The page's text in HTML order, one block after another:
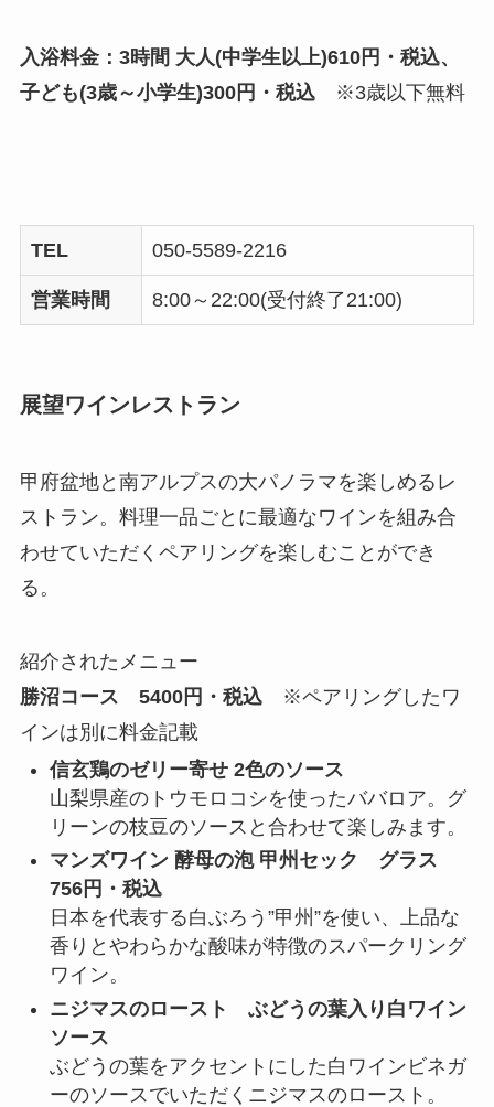
入浴料金：3時間 大人(中学生以上)610円・税込、
子ども(3歳～小学生)300円・税込※3歳以下無料
TEL 050-5589-2216
営業時間 8:00～22:00(受付終了21:00)
展望ワインレストラン
甲府盆地と南アルプスの大パノラマを楽しめるレ
ストラン。料理一品ごとに最適なワインを組み合
わせていただくペアリングを楽しむことができ
る。
紹介されたメニュー
勝沼コース 5400円・税込※ペアリングしたワ
インは別に料金記載
信玄鶏のゼリー寄せ 2色のソース
山梨県産のトウモロコシを使ったババロア。グ
リーンの枝豆のソースと合わせて楽しみます。
マンズワイン 酵母の泡 甲州セック グラス
756円・税込
日本を代表する白ぶろう”甲州”を使い、上品な
香りとやわらかな酸味が特徴のスパークリング
ワイン。
ニジマスのロースト ぶどうの葉入り白ワイン
ソース
ぶどうの葉をアクセントにした白ワインビネガ
ーのソースでいただくニジマスのロースト。